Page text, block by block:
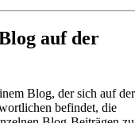
auf der
Blog, der sich auf der
befindet, die